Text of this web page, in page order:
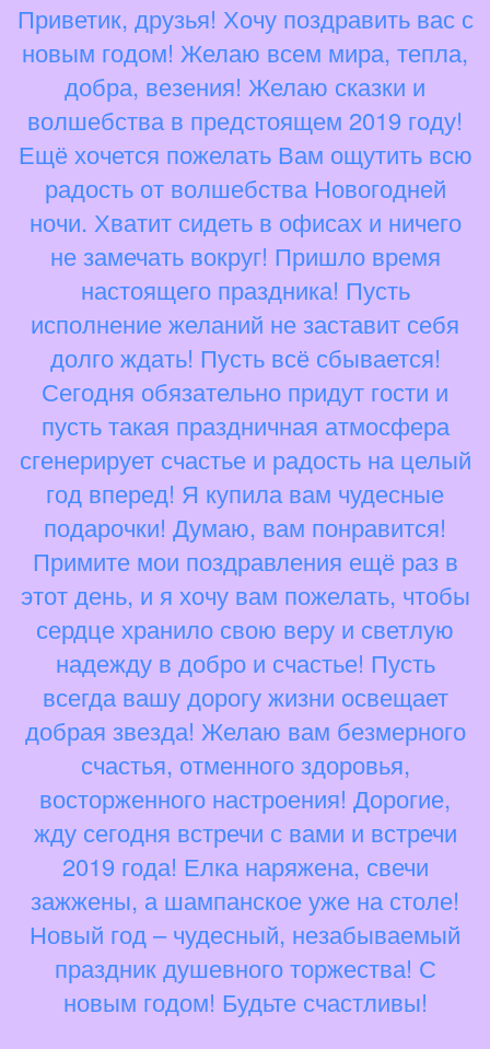
Приветик, друзья! Хочу поздравить вас с
новым годом! Желаю всем мира, тепла,
добра, везения! Желаю сказки и
волшебства в предстоящем 2019 году!
Ещё хочется пожелать Вам ощутить всю
радость от волшебства Новогодней
ночи. Хватит сидеть в офисах и ничего
не замечать вокруг! Пришло время
настоящего праздника! Пусть
исполнение желаний не заставит себя
долго ждать! Пусть всё сбывается!
Сегодня обязательно придут гости и
пусть такая праздничная атмосфера
сгенерирует счастье и радость на целый
год вперед! Я купила вам чудесные
подарочки! Думаю, вам понравится!
Примите мои поздравления ещё раз в
этот день, и я хочу вам пожелать, чтобы
сердце хранило свою веру и светлую
надежду в добро и счастье! Пусть
всегда вашу дорогу жизни освещает
добрая звезда! Желаю вам безмерного
счастья, отменного здоровья,
восторженного настроения! Дорогие,
жду сегодня встречи с вами и встречи
2019 года! Елка наряжена, свечи
зажжены, а шампанское уже на столе!
Новый год – чудесный, незабываемый
праздник душевного торжества! С
новым годом! Будьте счастливы!